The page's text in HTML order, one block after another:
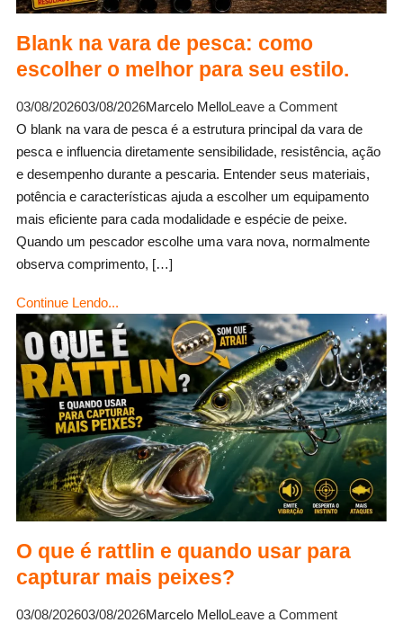
Blank na vara de pesca: como
escolher o melhor para seu estilo.
03/08/202603/08/2026Marcelo MelloLeave a Commenton
Blank
na
vara
de
pesca:
como
para
seu
estilo.
O blank na vara de pesca é a estrutura principal da vara de
pesca e influencia diretamente sensibilidade, resistência, ação
e desempenho durante a pescaria. Entender seus materiais,
potência e características ajuda a escolher um equipamento
mais eficiente para cada modalidade e espécie de peixe.
Quando um pescador escolhe uma vara nova, normalmente
observa comprimento, […]
Continue Lendo...
O que é rattlin e quando usar para
capturar mais peixes?
03/08/202603/08/2026Marcelo MelloLeave a Commenton